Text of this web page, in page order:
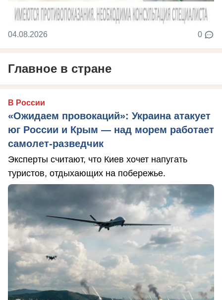
04.08.2026 0
Главное в стране
В России
«Ожидаем провокаций»: Украина атакует
юг России и Крым — над морем работает
самолет-разведчик
Эксперты считают, что Киев хочет напугать
туристов, отдыхающих на побережье.